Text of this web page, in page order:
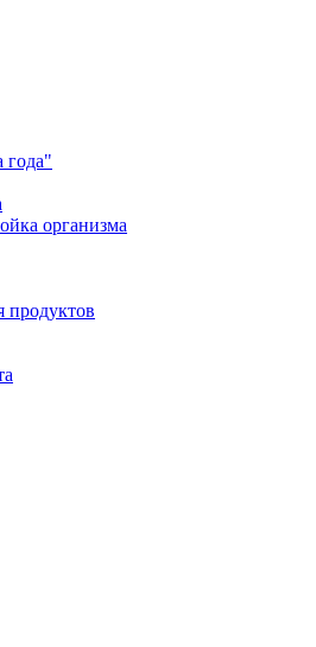
года"
организма
продуктов